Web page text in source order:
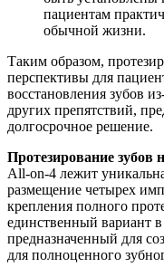
пациентам
обычной жизни.
Таким образом,
перспективы для
восстановления зубов
других препятствий,
долгосрочное решение.
Протезирование зубов
All-on-4 лежит
размещение четырех
крепления полного
единственный вариант
предназначенный для
для полноценного